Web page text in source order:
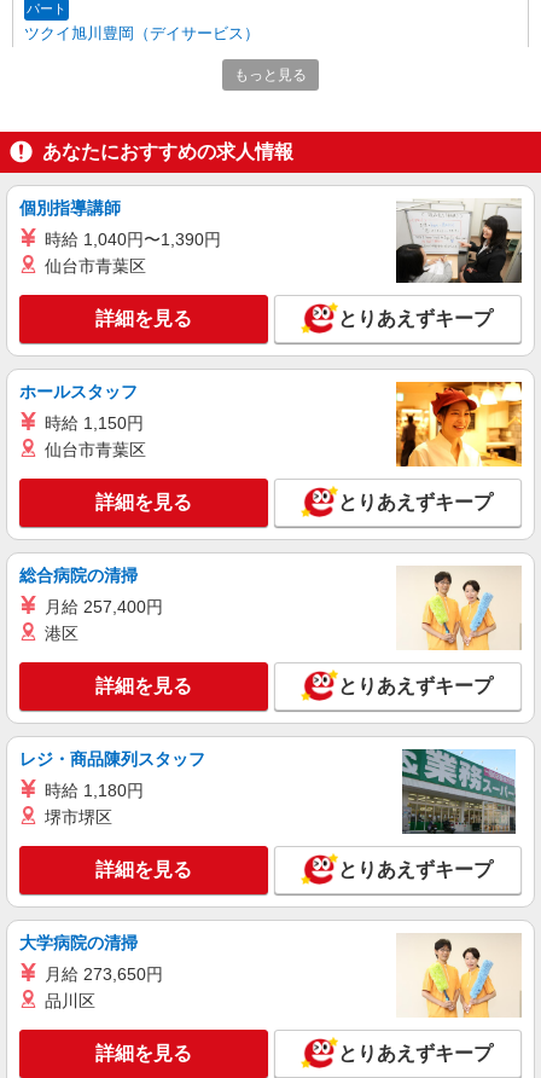
パート
ツクイ旭川豊岡（デイサービス）
デイサービス 調理スタッフ（ミールケアクル
アップ！ ※給与幅は資格・経験等による
北海道旭川市豊岡7条8-5-8
詳細を見る
アルバイト パート
株式会社HITOWA フードサービスカンパニー
福祉施設での調理員【アルバイト・パート】
時給1,260円以上 ※経験によりスタート時給は
変動します。 ※AP評価制度：あり 年1回の評価
により時給を見直します。 ※アルバイト賞与（寸
志）：あり 年2回。勤続年数により金額UP。
イリーゼ旭川9条通 （北海道旭川市9条通8丁目
詳細を見る
アルバイト パート
ジョリーパスタ 旭川永山店
時給1180円 ※22:00以降は時給1475円 ※高校
生時給1100円 ※労働組合費あり（基本時給×月間
時間数×1.8％） ■土日・祝手当 土日・祝は時給＋
50円
北海道旭川市永山10条5-1-18
キープ 詳細を見る
アルバイト パート
ヴィクトリアステーション 旭川四条通店
時給1200円 ※22:00以降は時給1500円 ※高校
生時給1200円 ※高校生は学校からの許可が必要な
場合、通学中の学校からの許可証が必要となりま
北海道旭川市四条通22丁目118
キープ 詳細を見る
すき家 イオンモール旭川西店
もっと見る
あなたにおすすめの求人情報
個別指導講師
時給 1,040円〜1,390円
仙台市青葉区
詳細を見る とりあえずキープ
ホールスタッフ
時給 1,150円
仙台市青葉区
詳細を見る とりあえずキープ
総合病院の清掃
月給 257,400円
港区
詳細を見る とりあえずキープ
レジ・商品陳列スタッフ
時給 1,180円
堺市堺区
詳細を見る とりあえずキープ
大学病院の清掃
月給 273,650円
品川区
詳細を見る とりあえずキープ